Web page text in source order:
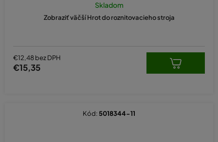
Zobraziť väčší Hrot do roznitovacieho stroja
Skladom
€12,48 bez DPH
€15,35
Kód: 5018344-11